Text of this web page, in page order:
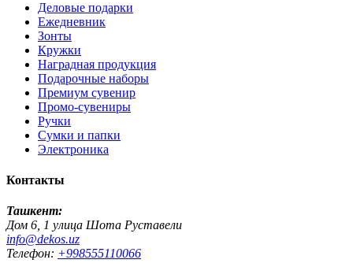
Деловые подарки
Ежедневник
Зонты
Кружки
Наградная продукция
Подарочные наборы
Премиум сувенир
Промо-сувениры
Ручки
Сумки и папки
Электроника
Контакты
Ташкент:
Дом 6, 1 улица Шота Руставели
info@dekos.uz
Телефон: +998555110066